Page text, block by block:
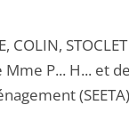
P... H... et